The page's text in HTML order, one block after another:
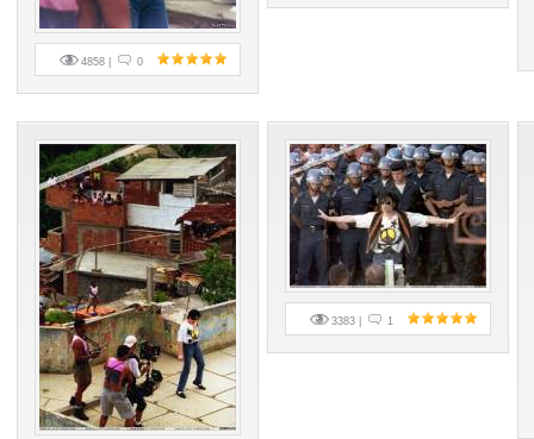
4858 | 0
3383 | 1